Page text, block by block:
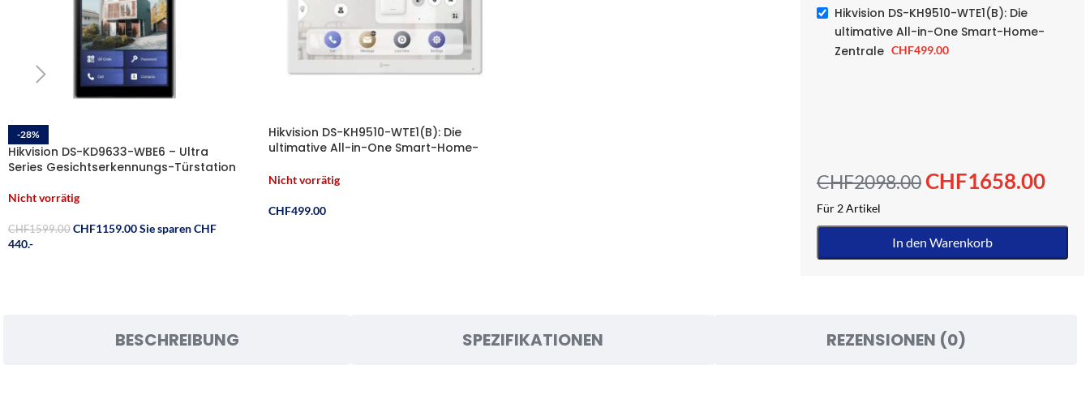
-28%
Hikvision DS-KD9633-WBE6 – Ultra
Series Gesichtserkennungs-Türstation
Nicht vorrätig
CHF1599.00 CHF1159.00Sie sparen CHF
440.-
Hikvision DS-KH9510-WTE1(B): Die
ultimative All-in-One Smart-Home-
Nicht vorrätig
CHF499.00
Hikvision DS-KH9510-WTE1(B): Die
ultimative All-in-One Smart-Home-
Zentrale CHF499.00
CHF2098.00CHF1658.00
Für 2 Artikel
In den Warenkorb
BESCHREIBUNG SPEZIFIKATIONEN REZENSIONEN (0)